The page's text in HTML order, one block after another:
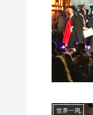
世界一周